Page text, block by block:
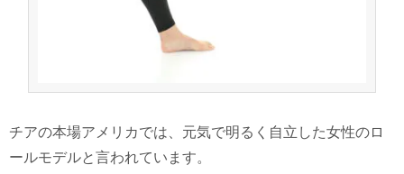
チアの本場アメリカでは、元気で明るく自立した女性のロ
ールモデルと言われています。